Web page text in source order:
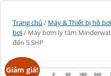
Trang chủ / Máy & Thiết bị hồ bơi
bơi/ Máy bơm ly tâm
đến 5.5HP
Giảm giá!